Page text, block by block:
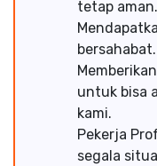
tetap aman.
bersahabat.
untuk bisa
kami.
Pekerja
segala